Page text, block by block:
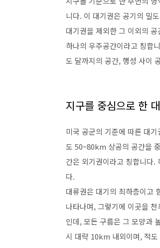
니다. 이 대기권은 공기의 밀
대기권을 제외한 그 이외의
하나의 우주공간이라고 칭합
도 달까지의 공간, 행성 사이
지구를 중심으로 한
미국 공군의 기준에 따른 대
도 50~80km 상공의 공간을
간은 외기권이라고 칭합니다.
다.
대류권은 대기의 최하층이고
나타나며, 그렇기에 이곳을
인데, 모든 구름은 그 모양과
시 대략 10km 내외이며, 적